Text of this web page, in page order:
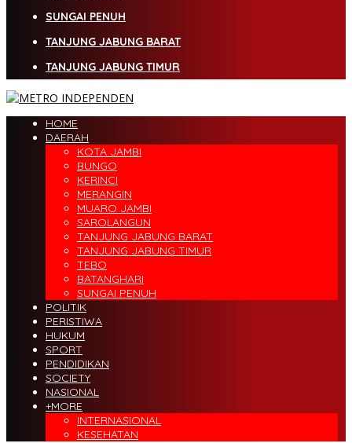
SUNGAI PENUH
TANJUNG JABUNG BARAT
TANJUNG JABUNG TIMUR
HOME
DAERAH
KOTA JAMBI
BUNGO
KERINCI
MERANGIN
MUARO JAMBI
SAROLANGUN
TANJUNG JABUNG BARAT
TANJUNG JABUNG TIMUR
TEBO
BATANGHARI
SUNGAI PENUH
POLITIK
PERISTIWA
HUKUM
SPORT
PENDIDIKAN
SOCIETY
NASIONAL
+MORE
INTERNASIONAL
KESEHATAN